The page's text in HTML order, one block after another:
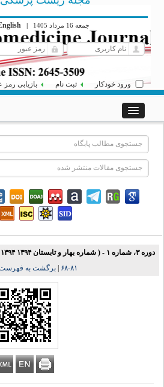
جمعه 16 مرداد 1405 |
English
]
ورود خودکار ثبت نام بازیابی رمز
دوره ۳، شماره ۱ - ( شماره بهار و تابستان ۱۳۹۴ ۱۳۹۴ )
|برگشت به فهرست